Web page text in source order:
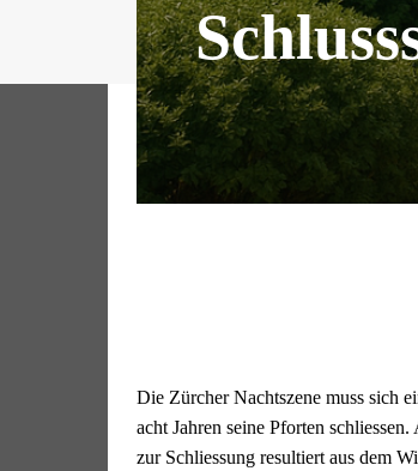
Die Zürcher Nachtszene muss sich
acht Jahren seine Pforten
zur Schliessung resultiert aus dem